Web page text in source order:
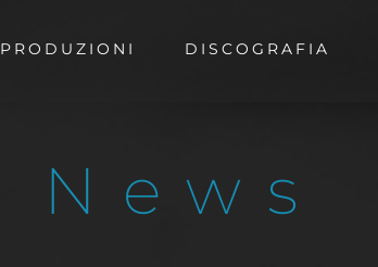
PRODUZIONI DISCOGRAFIA
News